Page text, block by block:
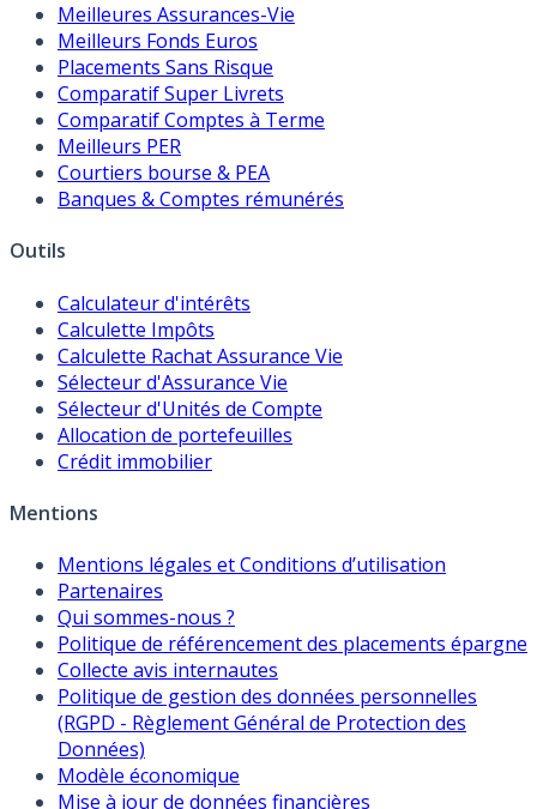
Meilleures Assurances-Vie
Meilleurs Fonds Euros
Placements Sans Risque
Comparatif Super Livrets
Comparatif Comptes à Terme
Meilleurs PER
Courtiers bourse & PEA
Banques & Comptes rémunérés
Outils
Calculateur d'intérêts
Calculette Impôts
Calculette Rachat Assurance Vie
Sélecteur d'Assurance Vie
Sélecteur d'Unités de Compte
Allocation de portefeuilles
Crédit immobilier
Mentions
Mentions légales et Conditions d’utilisation
Partenaires
Qui sommes-nous ?
Politique de référencement des placements épargne
Collecte avis internautes
Politique de gestion des données personnelles
(RGPD - Règlement Général de Protection des
Données)
Modèle économique
Mise à jour de données financières